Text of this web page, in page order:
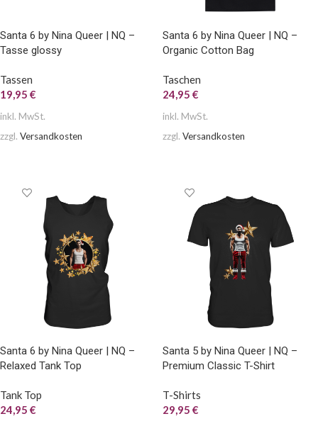
Santa 6 by Nina Queer | NQ –
Tasse glossy
Tassen
19,95 €
inkl. MwSt.
zzgl. Versandkosten
Santa 6 by Nina Queer | NQ –
Organic Cotton Bag
Taschen
24,95 €
inkl. MwSt.
zzgl. Versandkosten
Santa 6 by Nina Queer | NQ –
Relaxed Tank Top
Tank Top
24,95 €
Santa 5 by Nina Queer | NQ –
Premium Classic T-Shirt
T-Shirts
29,95 €